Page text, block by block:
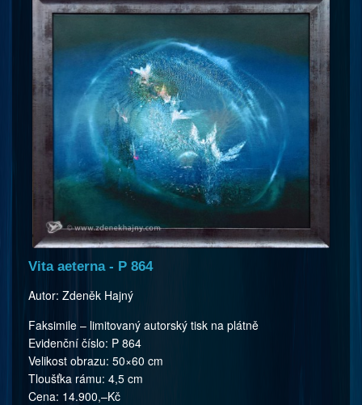
Vita aeterna - P 864
Autor: Zdeněk Hajný
Faksimile – limitovaný autorský tisk na plátně
Evidenční číslo: P 864
Velikost obrazu: 50×60 cm
Tloušťka rámu: 4,5 cm
Cena: 14.900,–Kč